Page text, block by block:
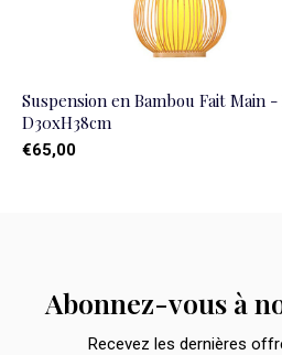
Suspension en Bambou Fait Main
D30xH38cm
€65,00
Abonnez-vous à
Recevez les dernières